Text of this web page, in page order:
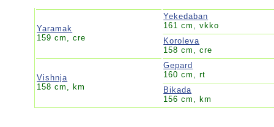
Yaramak
159 cm, cre
Yekedaban
161 cm, vkko
Koroleva
158 cm, cre
Vishnja
158 cm, km
Gepard
160 cm, rt
Bikada
156 cm, km